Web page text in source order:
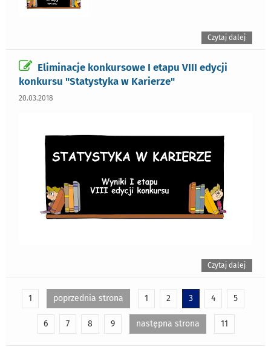
Czytaj dalej
Eliminacje konkursowe I etapu VIII edycji
konkursu "Statystyka w Karierze"
20.03.2018
Czytaj dalej
1 poprzednia strona 1 2 3 4 5
6 7 8 9 następna strona 11